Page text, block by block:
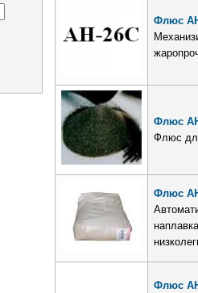
Флюс
Флюс
Флюс
Флюс
Флюс